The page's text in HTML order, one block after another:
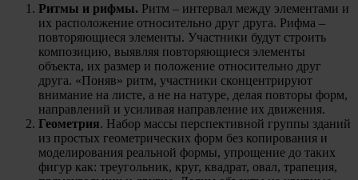
Ритмы и рифмы. Ритм – интервал между элементами и
их расположение относительно друг друга. Рифма –
повторяющиеся элементы. Участники будут строить
композицию, выявляя повторяющиеся элементы
объекта, их размер и положение относительно друг
друга. «Поняв» ритм, участники сконцентрируют
внимание на листе, а не на натуре, делая повторы форм,
направлений и усиливая направление их движения.
Геометрия. Набор массы перспективной группы зданий
из простых геометрических форм без копирования и
моделирования реальной формы, упрощение до таких
фигур как: треугольник, круг, квадрат, овал, трапеция,